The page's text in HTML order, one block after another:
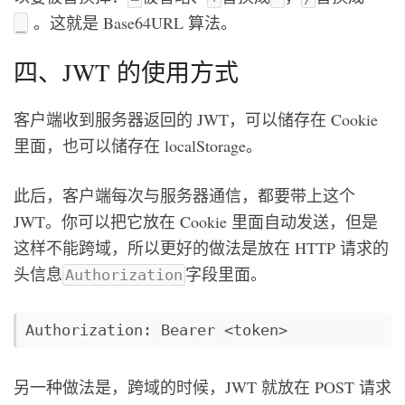
。这就是 Base64URL 算法。
四、JWT 的使用方式
客户端收到服务器返回的 JWT，可以储存在 Cookie
里面，也可以储存在 localStorage。
此后，客户端每次与服务器通信，都要带上这个
JWT。你可以把它放在 Cookie 里面自动发送，但是
这样不能跨域，所以更好的做法是放在 HTTP 请求的
头信息 Authorization 字段里面。
Authorization: Bearer <token>
另一种做法是，跨域的时候，JWT 就放在 POST 请求